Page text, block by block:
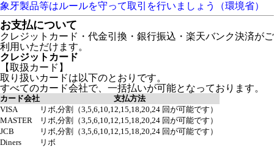
象牙製品等はルールを守って取引を行いましょう（環境省）
お支払について
クレジットカード・代金引換・銀行振込・楽天バンク決済がご
利用いただけます。
クレジットカード
【取扱カード】
取り扱いカードは以下のとおりです。
すべてのカード会社で、一括払いが可能となっております。
カード会社
支払方法
VISA
リボ,分割（3,5,6,10,12,15,18,20,24 回が可能です）
MASTER
リボ,分割（3,5,6,10,12,15,18,20,24 回が可能です）
JCB
リボ,分割（3,5,6,10,12,15,18,20,24 回が可能です）
Diners
リボ